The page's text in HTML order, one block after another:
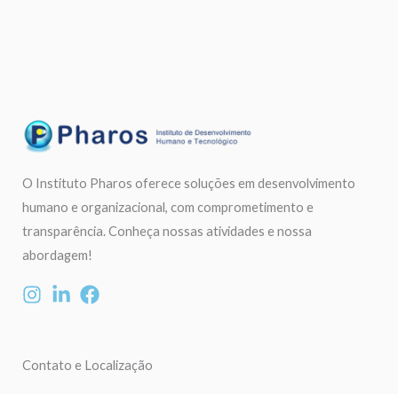
O Instituto Pharos oferece soluções em desenvolvimento
humano e organizacional, com comprometimento e
transparência. Conheça nossas atividades e nossa
abordagem!
Contato e Localização